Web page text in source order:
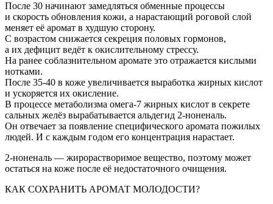
После 30 начинают замедляться обменные процессы
и скорость обновления кожи, а нарастающий роговой слой
меняет её аромат в худшую сторону.
С возрастом снижается секреция половых гормонов,
а их дефицит ведёт к окислительному стрессу.
На ранее соблазнительном аромате это отражается кислыми
нотками.
После 35-40 в коже увеличивается выработка жирных кислот
и ускоряется их окисление.
В процессе метаболизма омега-7 жирных кислот в секрете
сальных желёз вырабатывается альдегид 2-ноненаль.
Он отвечает за появление специфического аромата пожилых
людей. И с каждым годом его концентрация нарастает.
2-ноненаль — жирорастворимое вещество, поэтому может
остаться на коже после её недостаточного очищения.
КАК СОХРАНИТЬ АРОМАТ МОЛОДОСТИ?